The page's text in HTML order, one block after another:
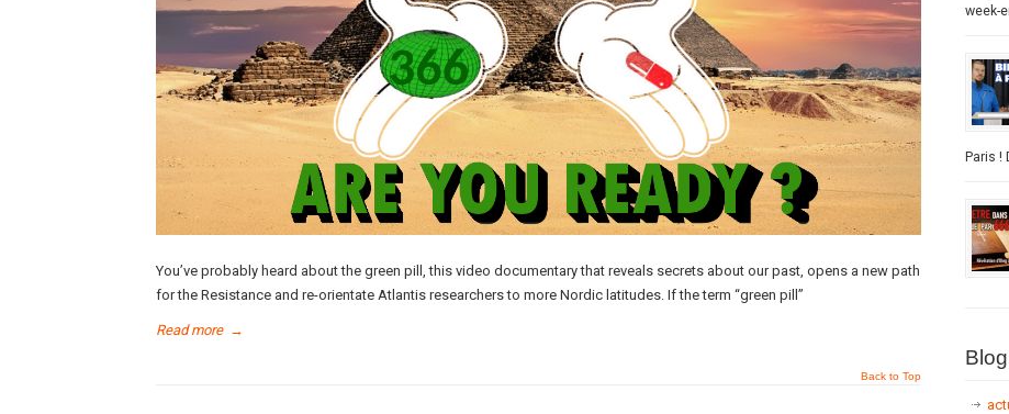
You’ve probably heard about the green pill, this video documentary that reveals secrets about our past, opens a new path
for the Resistance and re-orientate Atlantis researchers to more Nordic latitudes. If the term “green pill”
Read more →
Back to Top
week-
Paris !